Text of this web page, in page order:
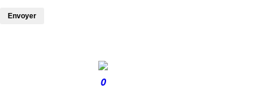
Envoyer
0